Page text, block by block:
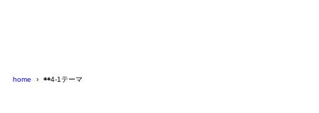
home ◉◉4-1テーマ